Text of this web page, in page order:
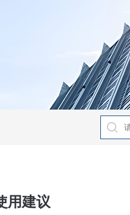
用建议